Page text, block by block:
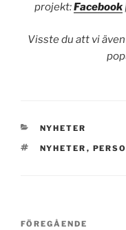
projekt:Facebook
Visste du att vi
KATEGORIER
NYHETER
TAGGAR
NYHETER ,
Inläggsnavigering
Föregående
FÖREGÅENDE